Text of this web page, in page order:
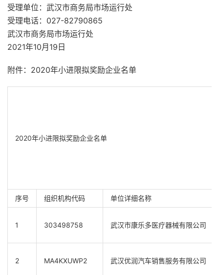
受理单位：武汉市商务局市场运行处
受理电话：027-82790865
武汉市商务局市场运行处
2021年10月19日
附件：2020年小进限拟奖励企业名单
2020年小进限拟奖励企业名单
序号 组织机构代码 单位详细名称
1 303498758 武汉市康乐多医疗器械有限公司
2 MA4KXUWP2 武汉优润汽车销售服务有限公司